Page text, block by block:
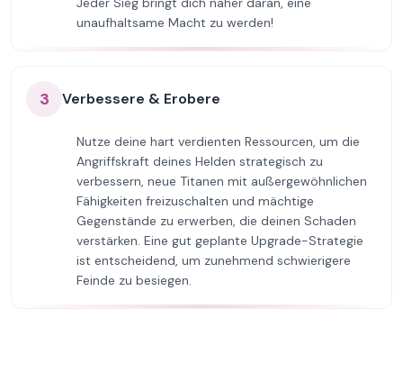
unaufhaltsame Macht zu werden!
3 Verbessere & Erobere
Nutze deine hart verdienten Ressourcen, um die
Angriffskraft deines Helden strategisch zu
verbessern, neue Titanen mit außergewöhnlichen
Fähigkeiten freizuschalten und mächtige
Gegenstände zu erwerben, die deinen Schaden
verstärken. Eine gut geplante Upgrade-Strategie
ist entscheidend, um zunehmend schwierigere
Feinde zu besiegen.